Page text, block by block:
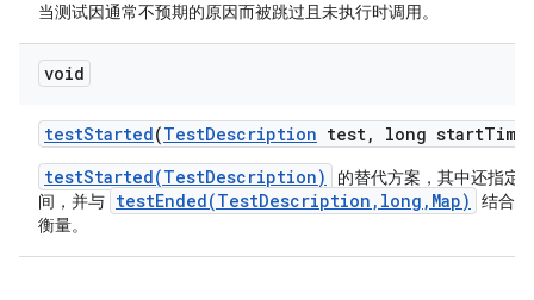
当测试因通常不预期的原因而被跳过且未执行时调用。
void
testStarted(TestDescription test, long start
testStarted(TestDescription)
的替代方案，其中还指定
间，并与 testEnded(TestDescription,long,Map)
结合
衡量。